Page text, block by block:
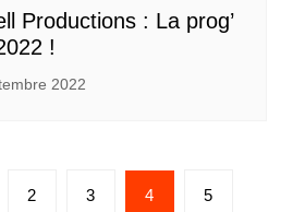
Productions : La prog’
!
2022
2 3 4 5